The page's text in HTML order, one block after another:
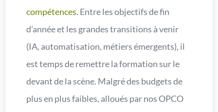
compétences. Entre les objectifs de fin
d’année et les grandes transitions à venir
(IA, automatisation, métiers émergents), il
est temps de remettre la formation sur le
devant de la scène. Malgré des budgets de
plus en plus faibles, alloués par nos OPCO